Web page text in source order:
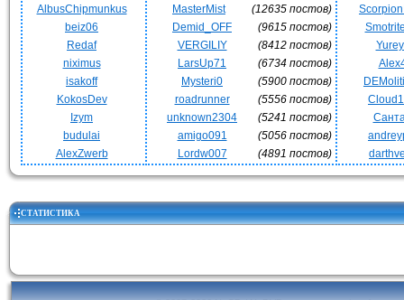
AlbusChipmunkus
beiz06
Redaf
niximus
isakoff
KokosDev
Izym
budulai
AlexZwerb
MasterMist
(12635 постов)
Demid_OFF
(9615 постов)
VERGILIY
(8412 постов)
LarsUp71
(6734 постов)
Mysteri0
(5900 постов)
roadrunner
(5556 постов)
unknown2304
(5241 постов)
amigo091
(5056 постов)
Lordw007
(4891 постов)
СТАТИСТИКА